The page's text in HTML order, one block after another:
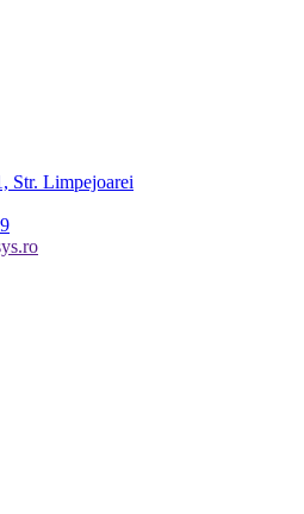
Str. Limpejoarei